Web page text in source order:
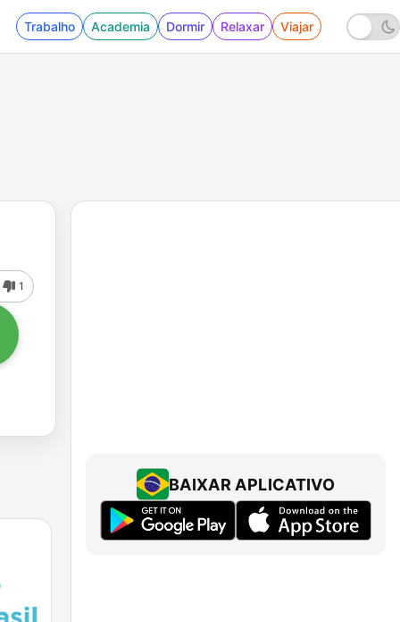
Trabalho Academia Dormir Relaxar Viajar
1
BAIXAR APLICATIVO